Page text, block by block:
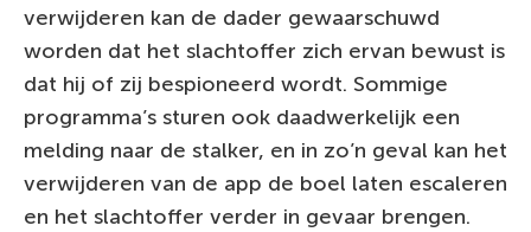
verwijderen kan de dader gewaarschuwd
worden dat het slachtoffer zich ervan bewust is
dat hij of zij bespioneerd wordt. Sommige
programma’s sturen ook daadwerkelijk een
melding naar de stalker, en in zo’n geval kan het
verwijderen van de app de boel laten escaleren
en het slachtoffer verder in gevaar brengen.